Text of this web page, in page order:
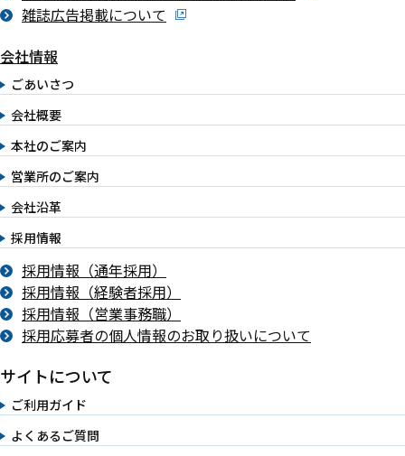
雑誌広告掲載について
会社情報
ごあいさつ
会社概要
本社のご案内
営業所のご案内
会社沿革
採用情報
採用情報（通年採用）
採用情報（経験者採用）
採用情報（営業事務職）
採用応募者の個人情報のお取り扱いについて
サイトについて
ご利用ガイド
よくあるご質問